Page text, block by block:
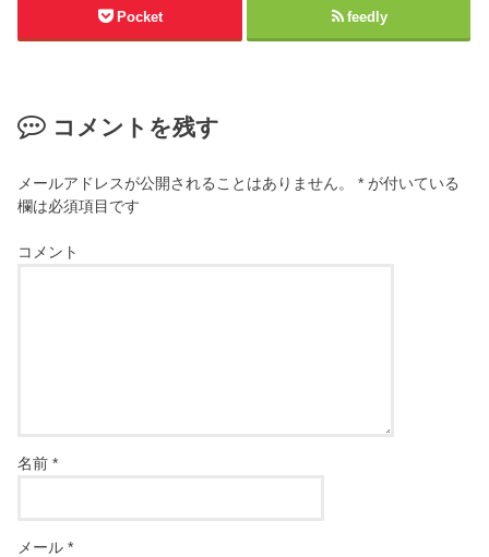
Pocket feedly
コメントを残す
メールアドレスが公開されることはありません。 * が付いている
欄は必須項目です
コメント
名前*
メール*